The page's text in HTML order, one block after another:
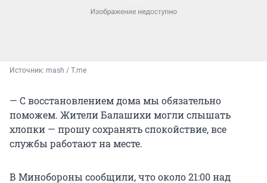
Источник: mash / T.me
— С восстановлением дома мы обязательно
поможем. Жители Балашихи могли слышать
хлопки — прошу сохранять спокойствие, все
службы работают на месте.
В Минобороны сообщили, что около 21:00 над